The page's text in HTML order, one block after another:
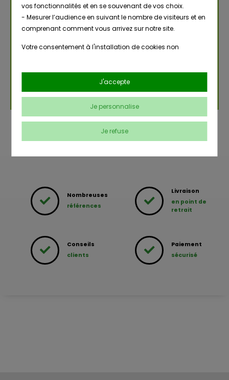
Nombreuses
références
Livraison
en point de
retrait
Conseils
clients
Paiement
sécurisé
vos fonctionnalités et en se souvenant de vos choix.
- Mesurer l’audience en suivant le nombre de visiteurs et en
comprenant comment vous arrivez sur notre site.
Votre consentement à l'installation de cookies non
J'accepte
Je personnalise
Je refuse